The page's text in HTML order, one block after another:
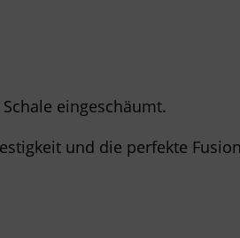
eingeschäumt.
und die perfekte